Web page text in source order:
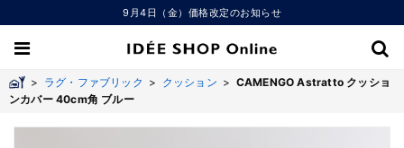
9月4日（金）価格改定のお知らせ
> ラグ・ファブリック > クッション > CAMENGO Astratto クッショ
ンカバー 40cm角 ブルー